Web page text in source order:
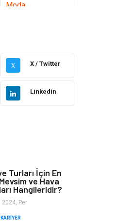
Moda
Evlilik Rehberi
Finans & Ekonomi
X X / Twitter
Linkedin
Turları İçin En
ve Hava
Hangileridir?
Per